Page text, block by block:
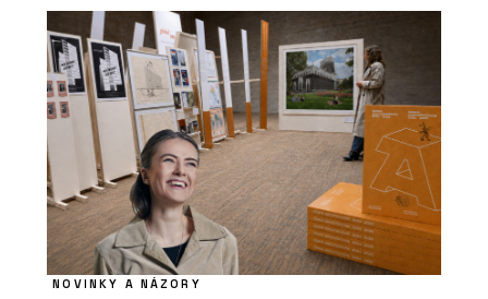
NOVINKY A NÁZORY